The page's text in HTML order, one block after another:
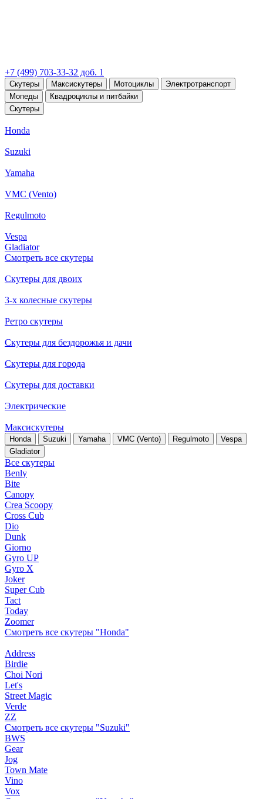
+7 (499) 703-33-32 доб. 1
Скутеры Максискутеры Мотоциклы
Электротранспорт
Мопеды
Квадроциклы и питбайки
Скутеры
Honda
Suzuki
Yamaha
VMC (Vento)
Regulmoto
Vespa
Gladiator
Смотреть все скутеры
Скутеры для двоих
3-х колесные скутеры
Ретро скутеры
Скутеры для бездорожья и дачи
Скутеры для города
Скутеры для доставки
Электрические
Максискутеры
Honda Suzuki Yamaha VMC (Vento) Regulmoto
Vespa
Gladiator
Все скутеры
Benly
Bite
Canopy
Crea Scoopy
Cross Cub
Dio
Dunk
Giorno
Gyro UP
Gyro X
Joker
Super Cub
Tact
Today
Zoomer
Смотреть все скутеры "Honda"
Address
Birdie
Choi Nori
Let's
Street Magic
Verde
ZZ
Смотреть все скутеры "Suzuki"
BWS
Gear
Jog
Town Mate
Vino
Vox